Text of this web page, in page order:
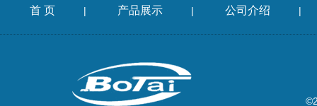
首 页 | 产品展示 | 公司介绍 |